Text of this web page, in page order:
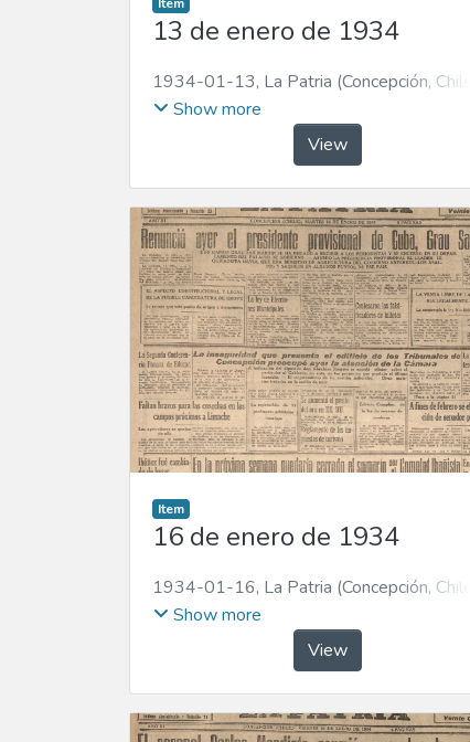
13 de enero de 1934
1934-01-13, La Patria (Concepción, Chile :
1923)
Show more
View
Item
16 de enero de 1934
1934-01-16, La Patria (Concepción, Chile :
1923)
Show more
View